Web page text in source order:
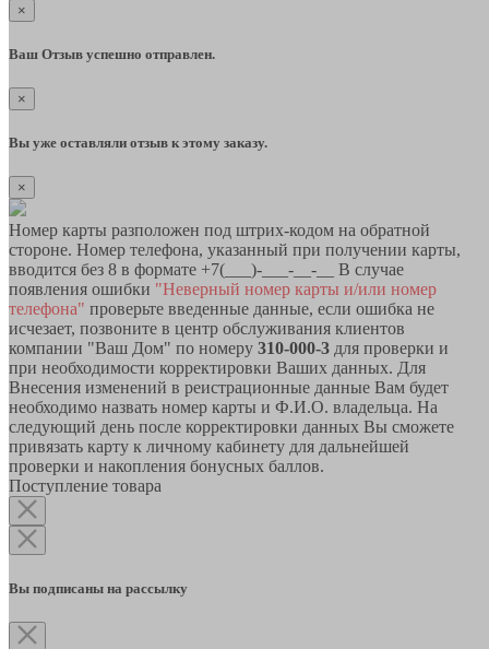
×
Ваш Отзыв успешно отправлен.
×
Вы уже оставляли отзыв к этому заказу.
×
Номер карты разположен под штрих-кодом на обратной
стороне. Номер телефона, указанный при получении карты,
вводится без 8 в формате +7(___)-___-__-__ В случае
появления ошибки "Неверный номер карты и/или номер
телефона" проверьте введенные данные, если ошибка не
исчезает, позвоните в центр обслуживания клиентов
компании "Ваш Дом" по номеру 310-000-3 для проверки и
при необходимости корректировки Ваших данных. Для
Внесения изменений в реистрационные данные Вам будет
необходимо назвать номер карты и Ф.И.О. владельца. На
следующий день после корректировки данных Вы сможете
привязать карту к личному кабинету для дальнейшей
проверки и накопления бонусных баллов.
Поступление товара
Вы подписаны на рассылку